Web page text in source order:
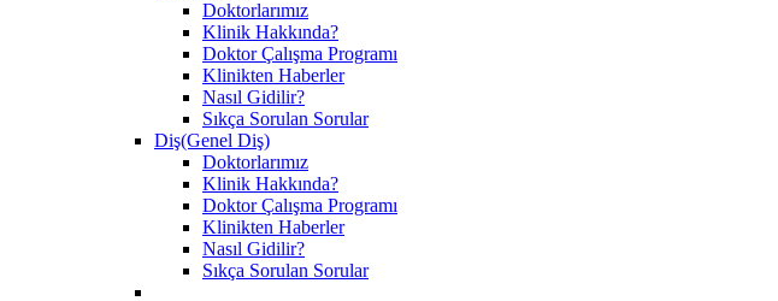
Doktorlarımız
Klinik Hakkında?
Doktor Çalışma Programı
Klinikten Haberler
Nasıl Gidilir?
Sıkça Sorulan Sorular
Diş(Genel Diş)
Doktorlarımız
Klinik Hakkında?
Doktor Çalışma Programı
Klinikten Haberler
Nasıl Gidilir?
Sıkça Sorulan Sorular